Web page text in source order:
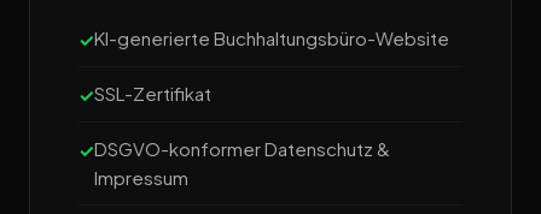
KI-generierte Buchhaltungsbüro-Website
SSL-Zertifikat
DSGVO-konformer Datenschutz &
Impressum